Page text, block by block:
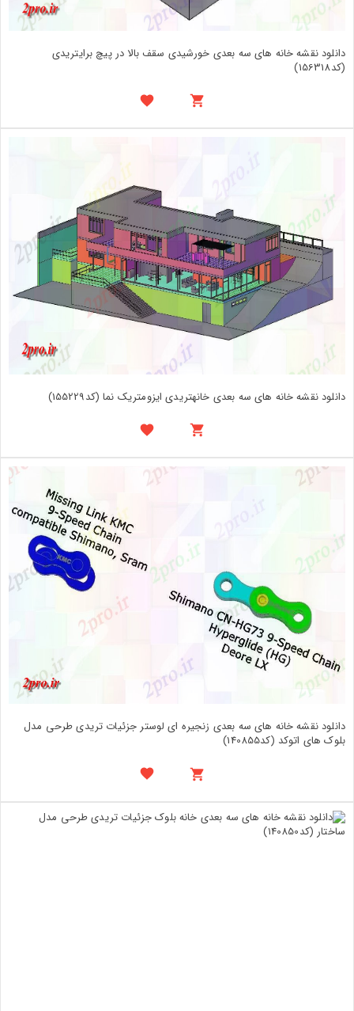
دانلود نقشه خانه های سه بعدی خورشیدی سقف بالا در پیچ برایتریدی
(کد156318)
دانلود نقشه خانه های سه بعدی خانهتریدی ایزومتریک نما (کد155229)
دانلود نقشه خانه های سه بعدی زنجیره ای لوستر جزئیات تریدی طرحی مدل
بلوک های اتوکد (کد140855)